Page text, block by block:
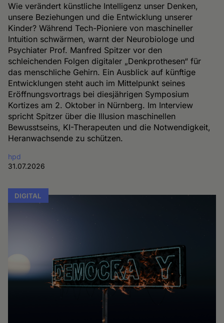
Wie verändert künstliche Intelligenz unser Denken,
unsere Beziehungen und die Entwicklung unserer
Kinder? Während Tech-Pioniere von maschineller
Intuition schwärmen, warnt der Neurobiologe und
Psychiater Prof. Manfred Spitzer vor den
schleichenden Folgen digitaler „Denkprothesen“ für
das menschliche Gehirn. Ein Ausblick auf künftige
Entwicklungen steht auch im Mittelpunkt seines
Eröffnungsvortrags bei diesjährigen Symposium
Kortizes am 2. Oktober in Nürnberg. Im Interview
spricht Spitzer über die Illusion maschinellen
Bewusstseins, KI-Therapeuten und die Notwendigkeit,
Heranwachsende zu schützen.
hpd
31.07.2026
DIGITAL